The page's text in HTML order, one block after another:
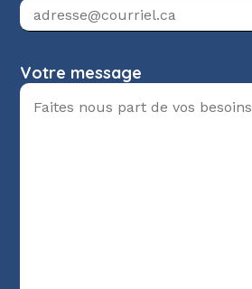
Votre message